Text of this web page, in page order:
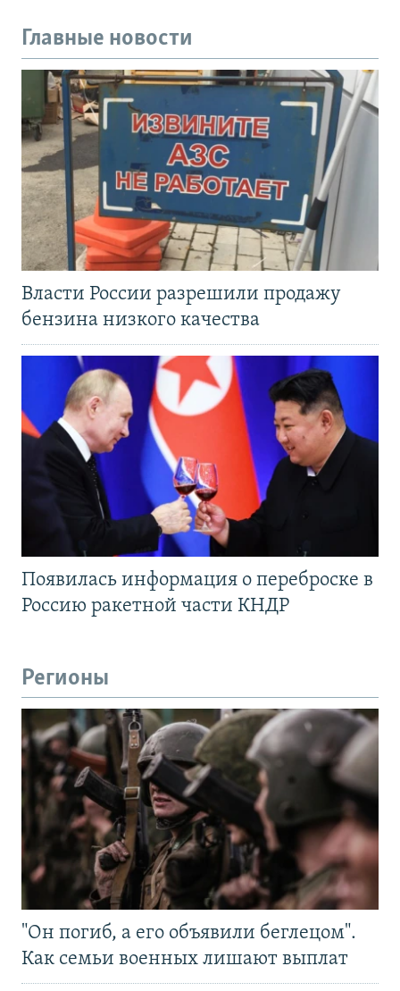
Главные новости
Власти России разрешили продажу
бензина низкого качества
Появилась информация о переброске в
Россию ракетной части КНДР
Регионы
"Он погиб, а его объявили беглецом".
Как семьи военных лишают выплат